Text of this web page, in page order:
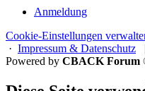
Anmeldung
Cookie-Einstellungen
· Impressum & Datenschutz
Powered by CBACK Forum